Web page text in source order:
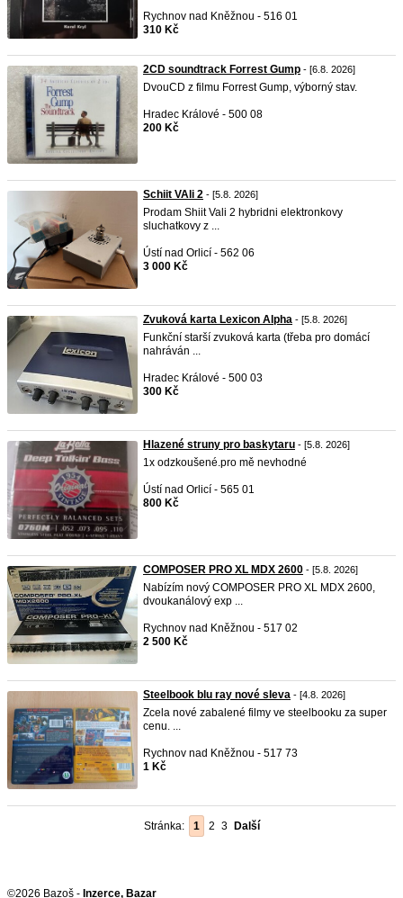
Rychnov nad Kněžnou - 516 01
310 Kč
2CD soundtrack Forrest Gump - [6.8. 2026]
DvouCD z filmu Forrest Gump, výborný stav.
Hradec Králové - 500 08
200 Kč
Schiit VAli 2 - [5.8. 2026]
Prodam Shiit Vali 2 hybridni elektronkovy
sluchatkovy z ...
Ústí nad Orlicí - 562 06
3 000 Kč
Zvuková karta Lexicon Alpha - [5.8. 2026]
Funkční starší zvuková karta (třeba pro domácí
nahráván ...
Hradec Králové - 500 03
300 Kč
Hlazené struny pro baskytaru - [5.8. 2026]
1x odzkoušené.pro mě nevhodné
Ústí nad Orlicí - 565 01
800 Kč
COMPOSER PRO XL MDX 2600 - [5.8. 2026]
Nabízím nový COMPOSER PRO XL MDX 2600,
dvoukanálový exp ...
Rychnov nad Kněžnou - 517 02
2 500 Kč
Steelbook blu ray nové sleva - [4.8. 2026]
Zcela nové zabalené filmy ve steelbooku za super
cenu. ...
Rychnov nad Kněžnou - 517 73
1 Kč
Stránka: 1 2 3 Další
©2026 Bazoš - Inzerce, Bazar